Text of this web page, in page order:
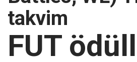
takvim
FUT